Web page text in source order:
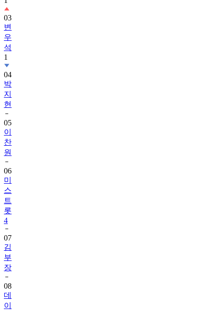
03
변
우
석
1
04
박
지
현
05
이
찬
원
06
미
스
트
롯
4
07
김
부
장
08
데
이